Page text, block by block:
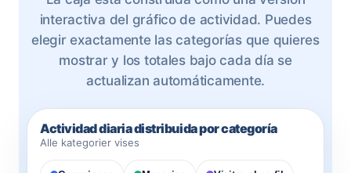
interactiva del gráfico de actividad. Puedes
elegir exactamente las categorías que quieres
mostrar y los totales bajo cada día se
actualizan automáticamente.
Actividad diaria distribuida por categoría
Alle kategorier vises